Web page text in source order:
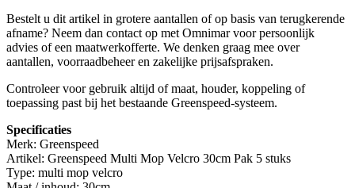
Bestelt u dit artikel in grotere aantallen of op basis van terugkerende
afname? Neem dan contact op met Omnimar voor persoonlijk
advies of een maatwerkofferte. We denken graag mee over
aantallen, voorraadbeheer en zakelijke prijsafspraken.
Controleer voor gebruik altijd of maat, houder, koppeling of
toepassing past bij het bestaande Greenspeed-systeem.
Specificaties
Merk: Greenspeed
Artikel: Greenspeed Multi Mop Velcro 30cm Pak 5 stuks
Type: multi mop velcro